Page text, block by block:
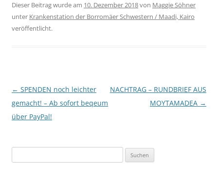
Dieser Beitrag wurde am 10. Dezember 2018von Maggie Söhner
unter Krankenstation der Borromäer Schwestern / Maadi, Kairo
veröffentlicht.
Beitragsnavigation
← SPENDEN noch leichter
gemacht! – Ab sofort beqeum
über PayPal!
NACHTRAG – RUNDBRIEF AUS
MOYTAMADEA →
nach: